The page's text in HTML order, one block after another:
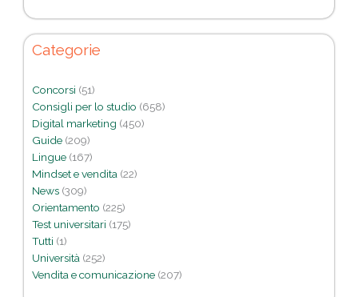
Categorie
Concorsi (51)
Consigli per lo studio (658)
Digital marketing (450)
Guide (209)
Lingue (167)
Mindset e vendita (22)
News (309)
Orientamento (225)
Test universitari (175)
Tutti (1)
Università (252)
Vendita e comunicazione (207)